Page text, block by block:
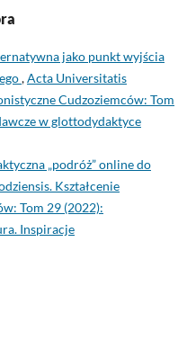
jako punkt wyjścia
,Acta Universitatis
Cudzoziemców: Tom
w glottodydaktyce
„podróż” online do
Kształcenie
Tom 29 (2022):
Inspiracje